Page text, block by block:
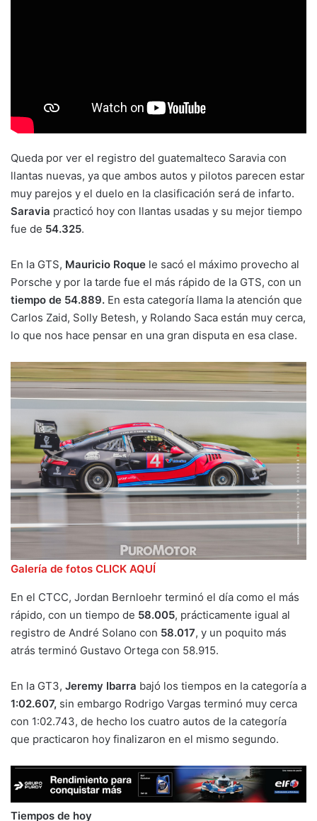
Queda por ver el registro del guatemalteco Saravia con
llantas nuevas, ya que ambos autos y pilotos parecen estar
muy parejos y el duelo en la clasificación será de infarto.
Saravia practicó hoy con llantas usadas y su mejor tiempo
fue de 54.325.
En la GTS, Mauricio Roque le sacó el máximo provecho al
Porsche y por la tarde fue el más rápido de la GTS, con un
tiempo de 54.889. En esta categoría llama la atención que
Carlos Zaid, Solly Betesh, y Rolando Saca están muy cerca,
lo que nos hace pensar en una gran disputa en esa clase.
Galería de fotos CLICK AQUÍ
En el CTCC, Jordan Bernloehr terminó el día como el más
rápido, con un tiempo de 58.005, prácticamente igual al
registro de André Solano con 58.017, y un poquito más
atrás terminó Gustavo Ortega con 58.915.
En la GT3, Jeremy Ibarra bajó los tiempos en la categoría a
1:02.607, sin embargo Rodrigo Vargas terminó muy cerca
con 1:02.743, de hecho los cuatro autos de la categoría
que practicaron hoy finalizaron en el mismo segundo.
Tiempos de hoy